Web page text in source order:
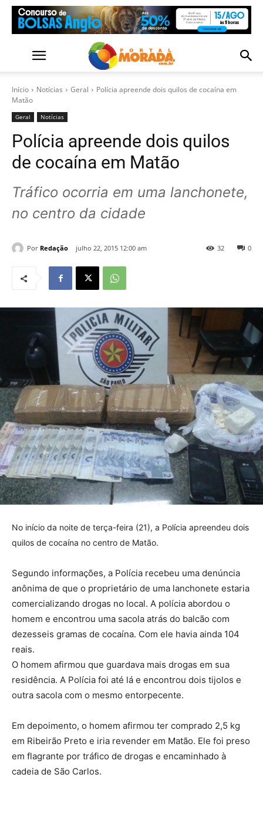
Início Notícias Geral
Polícia apreende dois quilos de cocaína em
Matão
Geral Notícias
Polícia apreende dois quilos
de cocaína em Matão
Tráfico ocorria em uma lanchonete,
no centro da cidade
Por Redação julho 22, 2015 12:00 am 0
32
No início da noite de terça-feira (21), a Polícia apreendeu dois
quilos de cocaína no centro de Matão.
Segundo informações, a Polícia recebeu uma denúncia
anônima de que o proprietário de uma lanchonete estaria
comercializando drogas no local. A polícia abordou o
homem e encontrou uma sacola atrás do balcão com
dezesseis gramas de cocaína. Com ele havia ainda 104
reais.
O homem afirmou que guardava mais drogas em sua
residência. A Polícia foi até lá e encontrou dois tijolos e
outra sacola com o mesmo entorpecente.
Em depoimento, o homem afirmou ter comprado 2,5 kg
em Ribeirão Preto e iria revender em Matão. Ele foi preso
em flagrante por tráfico de drogas e encaminhado à
cadeia de São Carlos.